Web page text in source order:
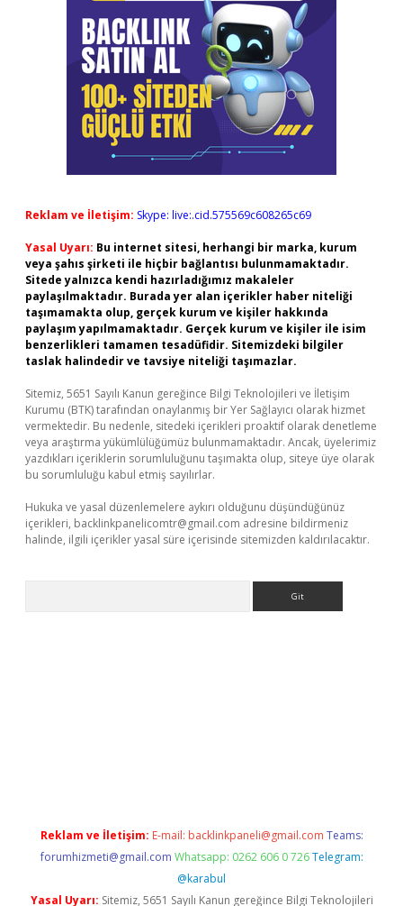
Reklam ve İletişim: Skype: live:.cid.575569c608265c69
Yasal Uyarı: Bu internet sitesi, herhangi bir marka, kurum
veya şahıs şirketi ile hiçbir bağlantısı bulunmamaktadır.
Sitede yalnızca kendi hazırladığımız makaleler
paylaşılmaktadır. Burada yer alan içerikler haber niteliği
taşımamakta olup, gerçek kurum ve kişiler hakkında
paylaşım yapılmamaktadır. Gerçek kurum ve kişiler ile isim
benzerlikleri tamamen tesadüfidir. Sitemizdeki bilgiler
taslak halindedir ve tavsiye niteliği taşımazlar.
Sitemiz, 5651 Sayılı Kanun gereğince Bilgi Teknolojileri ve İletişim
Kurumu (BTK) tarafından onaylanmış bir Yer Sağlayıcı olarak hizmet
vermektedir. Bu nedenle, sitedeki içerikleri proaktif olarak denetleme
veya araştırma yükümlülüğümüz bulunmamaktadır. Ancak, üyelerimiz
yazdıkları içeriklerin sorumluluğunu taşımakta olup, siteye üye olarak
bu sorumluluğu kabul etmiş sayılırlar.
Hukuka ve yasal düzenlemelere aykırı olduğunu düşündüğünüz
içerikleri, backlinkpanelicomtr@gmail.com adresine bildirmeniz
halinde, ilgili içerikler yasal süre içerisinde sitemizden kaldırılacaktır.
Reklam ve İletişim: E-mail: backlinkpaneli@gmail.com Teams:
forumhizmeti@gmail.com Whatsapp: 0262 606 0 726 Telegram:
@karabul
Yasal Uyarı: Sitemiz, 5651 Sayılı Kanun gereğince Bilgi Teknolojileri